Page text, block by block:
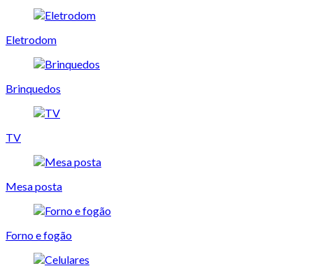
Eletrodom
Brinquedos
TV
Mesa posta
Forno e fogão